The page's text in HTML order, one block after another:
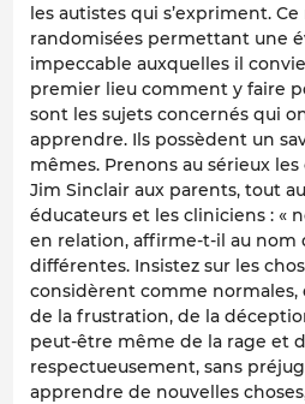
les autistes qui s’expriment. Ce
randomisées permettant une
impeccable auxquelles il
premier lieu comment y faire
sont les sujets concernés qui
apprendre. Ils possèdent un
mêmes. Prenons au sérieux
Jim Sinclair aux parents, tout
éducateurs et les cliniciens : «
en relation, affirme-t-il au nom
différentes. Insistez sur les
considèrent comme normales,
de la frustration, de la
peut-être même de la rage et
respectueusement, sans
apprendre de nouvelles